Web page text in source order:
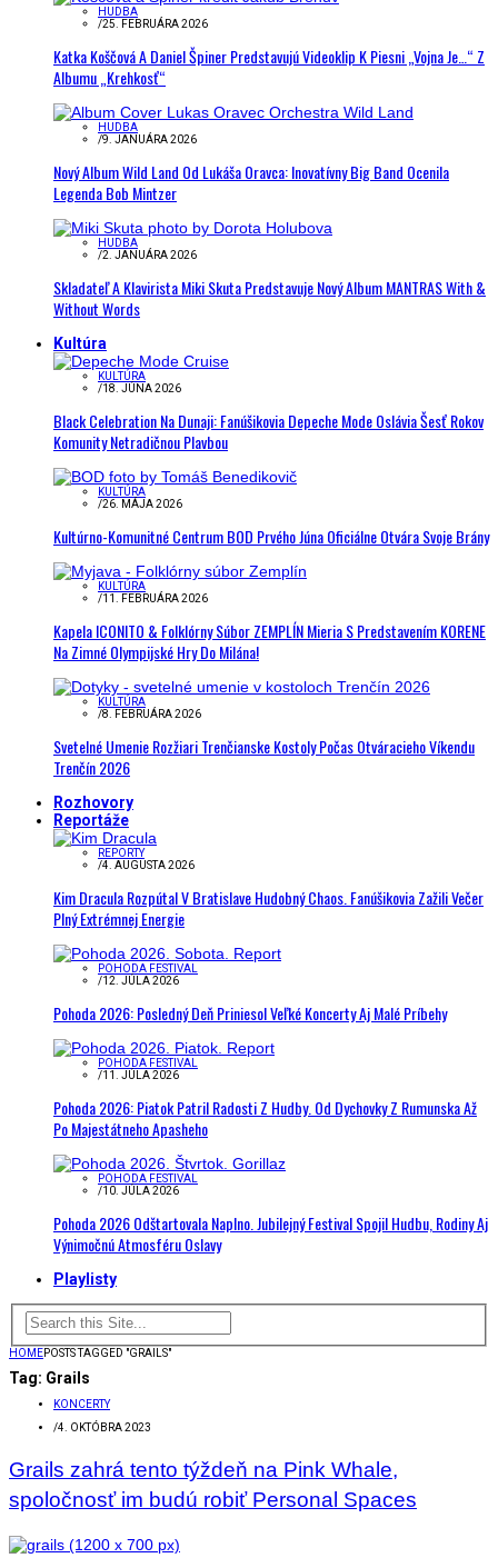
HUDBA
/25. FEBRUÁRA 2026
Katka Koščová A Daniel Špiner Predstavujú Videoklip K Piesni „Vojna Je…“ Z
Albumu „Krehkosť“
HUDBA
/9. JANUÁRA 2026
Nový Album Wild Land Od Lukáša Oravca: Inovatívny Big Band Ocenila
Legenda Bob Mintzer
HUDBA
/2. JANUÁRA 2026
Skladateľ A Klavirista Miki Skuta Predstavuje Nový Album MANTRAS With &
Without Words
Kultúra
KULTÚRA
/18. JÚNA 2026
Black Celebration Na Dunaji: Fanúšikovia Depeche Mode Oslávia Šesť Rokov
Komunity Netradičnou Plavbou
KULTÚRA
/26. MÁJA 2026
Kultúrno-Komunitné Centrum BOD Prvého Júna Oficiálne Otvára Svoje Brány
KULTÚRA
/11. FEBRUÁRA 2026
Kapela ICONITO & Folklórny Súbor ZEMPLÍN Mieria S Predstavením KORENE
Na Zimné Olympijské Hry Do Milána!
KULTÚRA
/8. FEBRUÁRA 2026
Svetelné Umenie Rozžiari Trenčianske Kostoly Počas Otváracieho Víkendu
Trenčín 2026
Rozhovory
Reportáže
REPORTY
/4. AUGUSTA 2026
Kim Dracula Rozpútal V Bratislave Hudobný Chaos. Fanúšikovia Zažili Večer
Plný Extrémnej Energie
POHODA FESTIVAL
/12. JÚLA 2026
Pohoda 2026: Posledný Deň Priniesol Veľké Koncerty Aj Malé Príbehy
POHODA FESTIVAL
/11. JÚLA 2026
Pohoda 2026: Piatok Patril Radosti Z Hudby. Od Dychovky Z Rumunska Až
Po Majestátneho Apasheho
POHODA FESTIVAL
/10. JÚLA 2026
Pohoda 2026 Odštartovala Naplno. Jubilejný Festival Spojil Hudbu, Rodiny Aj
Výnimočnú Atmosféru Oslavy
Playlisty
HOMEPOSTS TAGGED "GRAILS"
Tag: Grails
KONCERTY
/4. OKTÓBRA 2023
Grails zahrá tento týždeň na Pink Whale,
spoločnosť im budú robiť Personal Spaces